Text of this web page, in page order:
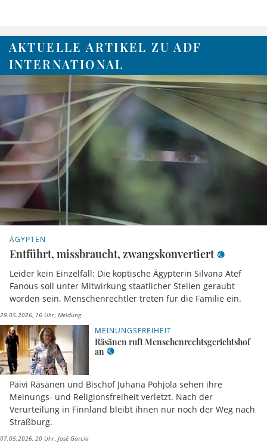
AKTUELLE ARTIKEL ZU ADF
INTERNATIONAL
ÄGYPTEN
Entführt, missbraucht, zwangskonvertiert
Leider kein Einzelfall: Die koptische Ägypterin Silvana Atef
Fanous soll unter Mitwirkung staatlicher Stellen geraubt
worden sein. Menschenrechtler treten für die Familie ein.
29.05.2026, 16 Uhr Meldung
MEINUNGSFREIHEIT
Räsänen ruft Menschenrechtsgerichtshof
an
Päivi Räsänen und Bischof Juhana Pohjola sehen ihre
Meinungs- und Religionsfreiheit verletzt. Nach der
Verurteilung in Finnland bleibt ihnen nur noch der Weg nach
Straßburg.
07.05.2026, 20 Uhr José García